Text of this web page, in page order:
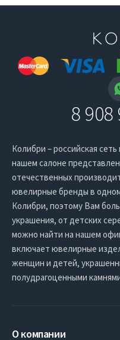
8 908
Колибри – российская
нашем салоне
отечественных
ювелирные бренды в
Колибри, поэтому Вам
украшения, от детских
можно найти на нашем
включает ювелирные
женщин и детей,
полудрагоценными
О компании